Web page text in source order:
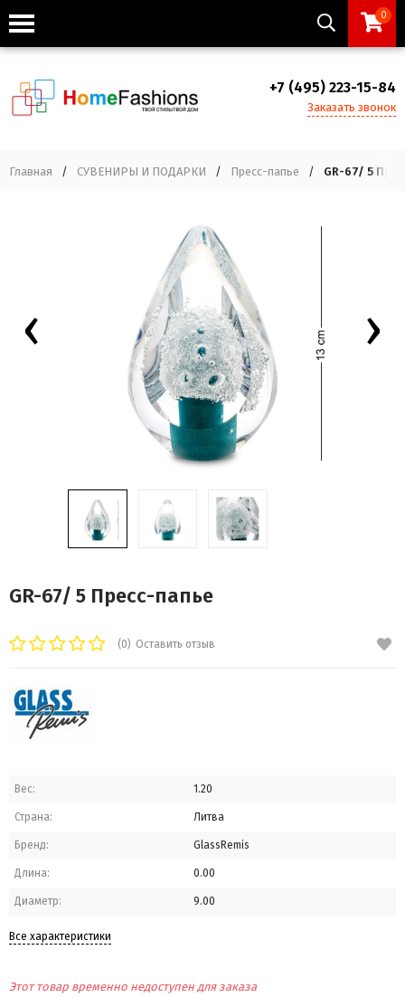
0
+7 (495) 223-15-84
Заказать звонок
Главная / СУВЕНИРЫ И ПОДАРКИ / Пресс-папье / GR-67/ 5
‹ ›
GR-67/ 5 Пресс-папье
(0) Оставить отзыв
Вес: 1.20
Страна: Литва
Бренд: GlassRemis
Длина: 0.00
Диаметр: 9.00
Все характеристики
Этот товар временно недоступен для заказа